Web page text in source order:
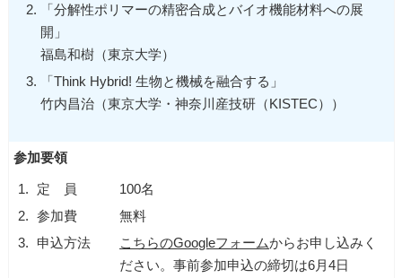
「分解性ポリマーの精密合成とバイオ機能材料への展
開」
福島和樹（東京大学）
「Think Hybrid! 生物と機械を融合する」
竹内昌治（東京大学・神奈川産技研（KISTEC））
参加要領
1. 定 員
100名
2. 参加費
無料
3.
申込方法 こちらのGoogleフォームからお申し込みく
ださい。事前参加申込の締切は6月4日